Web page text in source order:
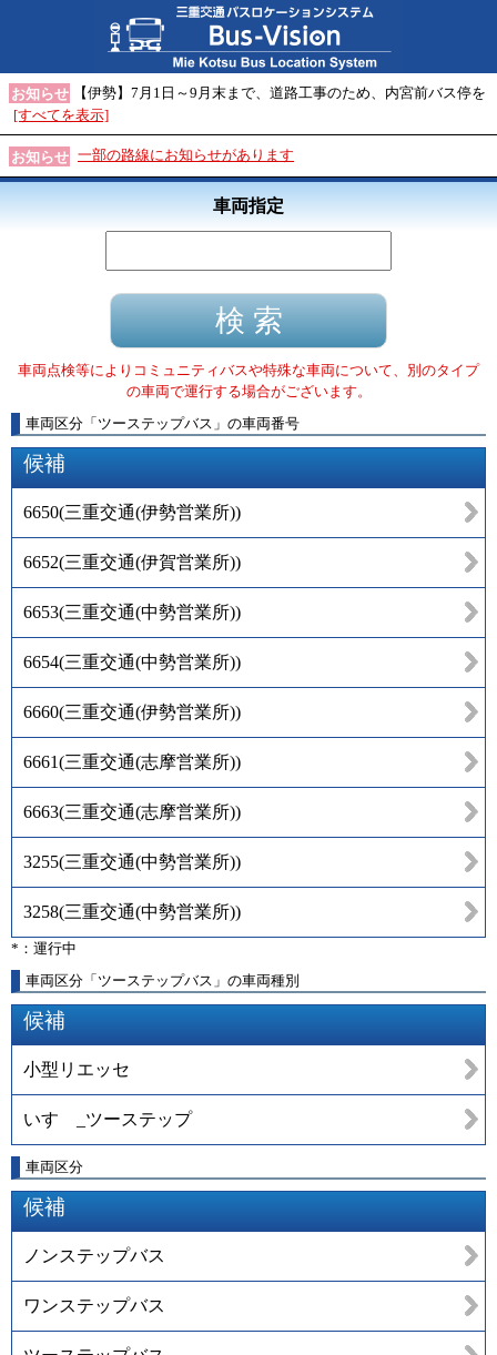
お知らせ
【伊勢】7月1日～9月末まで、道路工事のため、内宮前バス停を
[すべてを表示]
お知らせ 一部の路線にお知らせがあります
車両指定
車両点検等によりコミュニティバスや特殊な車両について、別のタイプ
の車両で運行する場合がございます。
車両区分 「 ツーステップバス 」 の車両番号
候補
6650(三重交通(伊勢営業所))
6652(三重交通(伊賀営業所))
6653(三重交通(中勢営業所))
6654(三重交通(中勢営業所))
6660(三重交通(伊勢営業所))
6661(三重交通(志摩営業所))
6663(三重交通(志摩営業所))
3255(三重交通(中勢営業所))
3258(三重交通(中勢営業所))
*：運行中
車両区分「ツーステップバス」の車両種別
候補
小型リエッセ
いすゞ_ツーステップ
車両区分
候補
ノンステップバス
ワンステップバス